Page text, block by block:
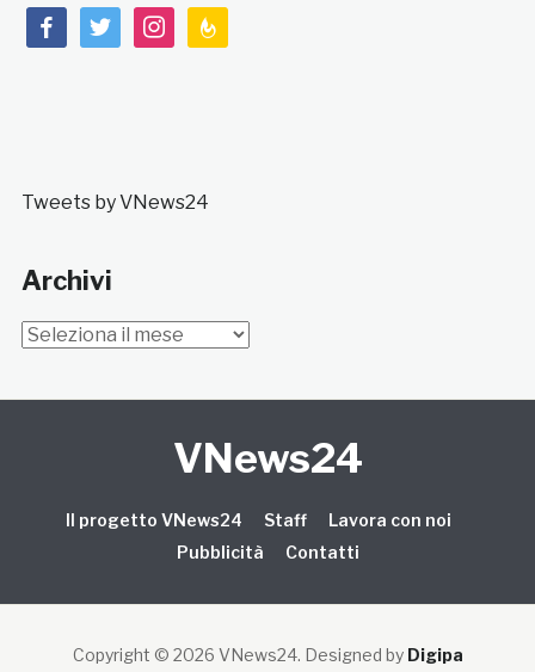
facebooktwitterinstagramfeedburner
Tweets by VNews24
Archivi
Archivi
VNews24
Il progetto VNews24 Staff
Lavora con noi
Pubblicità
Contatti
Copyright © 2026 VNews24. Designed by Digipa